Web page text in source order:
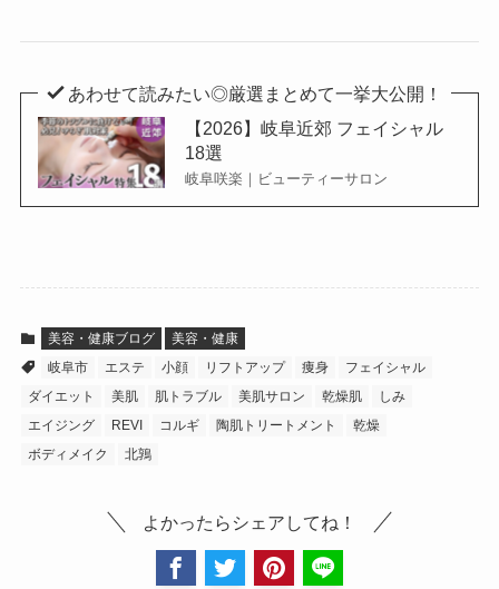
あわせて読みたい◎厳選まとめて一挙大公開！
【2026】岐阜近郊 フェイシャル
18選
岐阜咲楽｜ビューティーサロン
美容・健康ブログ
美容・健康
岐阜市
エステ 小顔 リフトアップ 痩身
フェイシャル
ダイエット
美肌 肌トラブル 美肌サロン 乾燥肌
しみ
エイジング
REVI コルギ 陶肌トリートメント
乾燥
ボディメイク
北鶉
よかったらシェアしてね！